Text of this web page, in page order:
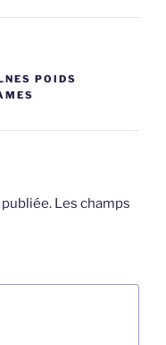
POIDS
Les champs